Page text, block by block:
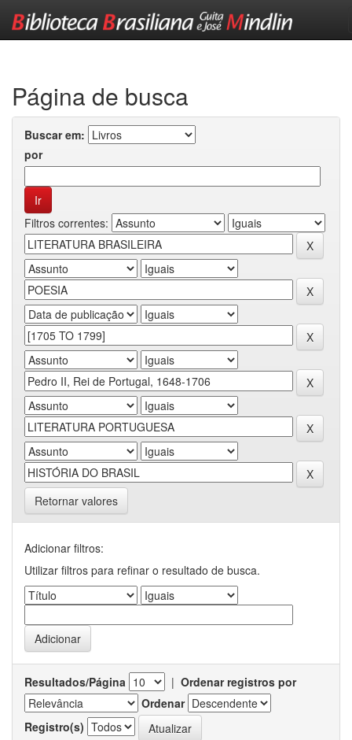
Página de busca
Buscar em:
por
Filtros correntes:
Retornar valores
Adicionar filtros:
Utilizar filtros para refinar o resultado de busca.
Resultados/Página | Ordenar registros por
Ordenar
Registro(s)